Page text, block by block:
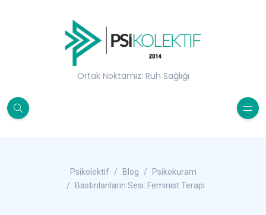
Ortak Noktamız: Ruh Sağlığı
Psikolektif Blog
Psikokuram
Bastırılanların Sesi: Feminist Terapi